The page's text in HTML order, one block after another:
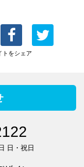
トをシェア
日・祝日